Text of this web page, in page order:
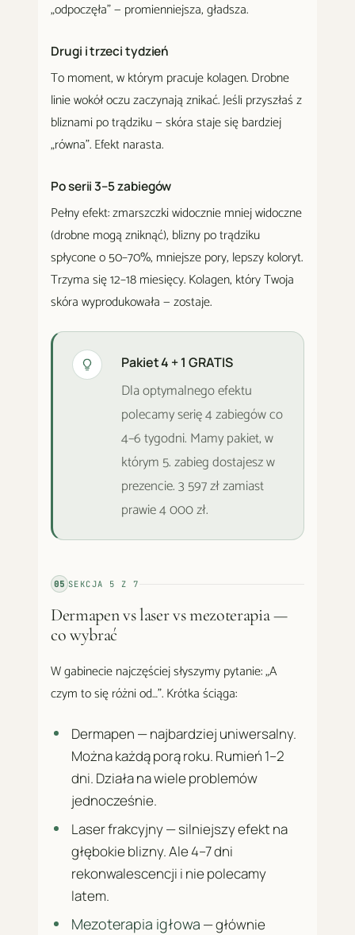
„odpoczęła" — promienniejsza, gładsza.
Drugi i trzeci tydzień
To moment, w którym pracuje kolagen. Drobne
linie wokół oczu zaczynają znikać. Jeśli przyszłaś z
bliznami po trądziku — skóra staje się bardziej
„równa". Efekt narasta.
Po serii 3–5 zabiegów
Pełny efekt: zmarszczki widocznie mniej widoczne
(drobne mogą zniknąć), blizny po trądziku
spłycone o 50–70%, mniejsze pory, lepszy koloryt.
Trzyma się 12–18 miesięcy. Kolagen, który Twoja
skóra wyprodukowała — zostaje.
Pakiet 4 + 1 GRATIS
Dla optymalnego efektu
polecamy serię 4 zabiegów co
4–6 tygodni. Mamy pakiet, w
którym 5. zabieg dostajesz w
prezencie. 3 597 zł zamiast
prawie 4 000 zł.
05 SEKCJA 5 Z7
Dermapen vs laser vs mezoterapia —
co wybrać
W gabinecie najczęściej słyszymy pytanie: „A
czym to się różni od…". Krótka ściąga:
Dermapen — najbardziej uniwersalny.
Można każdą porą roku. Rumień 1–2
dni. Działa na wiele problemów
jednocześnie.
Laser frakcyjny — silniejszy efekt na
głębokie blizny. Ale 4–7 dni
rekonwalescencji i nie polecamy
latem.
Mezoterapia igłowa — głównie